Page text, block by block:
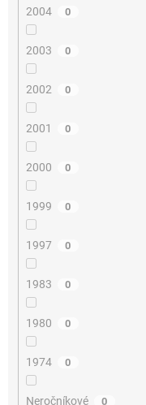
2004 0
2003 0
2002 0
2001 0
2000 0
1999 0
1997 0
1983 0
1980 0
1974 0
Neročníkové 0